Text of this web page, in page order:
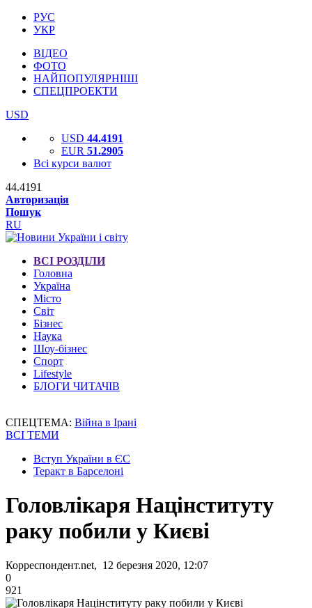
РУС
УКР
ВІДЕО
ФОТО
НАЙПОПУЛЯРНІШІ
СПЕЦПРОЕКТИ
USD
USD 44.4191
EUR 51.2905
Всі курси валют
44.4191
Авторизація
Пошук
RU
ВСІ РОЗДІЛИ
Головна
Україна
Місто
Світ
Бізнес
Наука
Шоу-бізнес
Спорт
Lifestyle
БЛОГИ ЧИТАЧІВ
СПЕЦТЕМА: Війна в Ірані
ВСІ ТЕМИ
Вступ України в ЄС
Теракт в Барселоні
Головлікаря Націнституту
раку побили у Києві
Корреспондент.net, 12 березня 2020, 12:07
0
921